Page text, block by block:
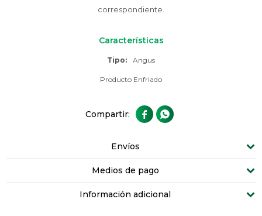
correspondiente.
Características
Tipo Angus
Producto Enfriado
 
Envíos
Medios de pago
Información adicional